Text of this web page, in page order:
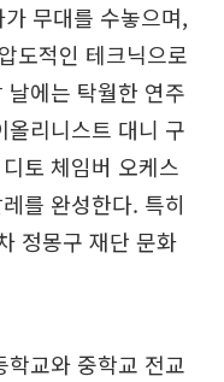
무대를 수놓으며,
도적인 테크닉으로
에는 탁월한 연주
리니스트 대니 구
토 체임버 오케스
를 완성한다. 특히
정몽구 재단 문화
교와 중학교 전교